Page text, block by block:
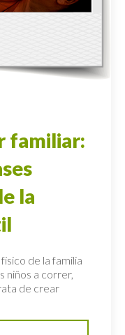
familiar:
la
de la familia
niños a correr,
de crear